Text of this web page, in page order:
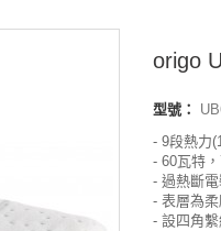
origo
型號：
- 9段熱力
- 60瓦特
- 過熱斷
- 表層為
- 設四角